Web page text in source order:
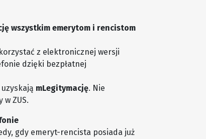
wszystkim emerytom i rencistom
z elektronicznej wersji
dzięki bezpłatnej
mLegitymację. Nie
ZUS.
gdy emeryt-rencista posiada już